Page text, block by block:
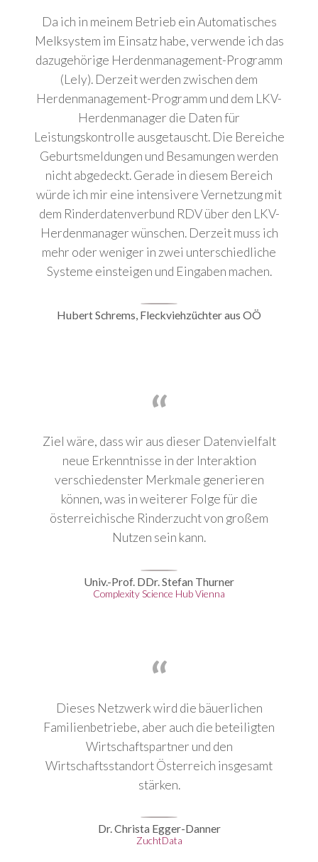
Da ich in meinem Betrieb ein Automatisches
Melksystem im Einsatz habe, verwende ich das
dazugehörige Herdenmanagement-Programm
(Lely). Derzeit werden zwischen dem
Herdenmanagement-Programm und dem LKV-
Herdenmanager die Daten für
Leistungskontrolle ausgetauscht. Die Bereiche
Geburtsmeldungen und Besamungen werden
nicht abgedeckt. Gerade in diesem Bereich
würde ich mir eine intensivere Vernetzung mit
dem Rinderdatenverbund RDV über den LKV-
Herdenmanager wünschen. Derzeit muss ich
mehr oder weniger in zwei unterschiedliche
Systeme einsteigen und Eingaben machen.
Hubert Schrems, Fleckviehzüchter aus OÖ
Ziel wäre, dass wir aus dieser Datenvielfalt
neue Erkenntnisse in der Interaktion
verschiedenster Merkmale generieren
können, was in weiterer Folge für die
österreichische Rinderzucht von großem
Nutzen sein kann.
Univ.-Prof. DDr. Stefan Thurner
Complexity Science Hub Vienna
Dieses Netzwerk wird die bäuerlichen
Familienbetriebe, aber auch die beteiligten
Wirtschaftspartner und den
Wirtschaftsstandort Österreich insgesamt
stärken.
Dr. Christa Egger-Danner
ZuchtData